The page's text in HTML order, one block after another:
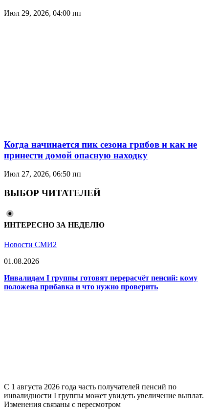
Июл 29, 2026, 04:00 пп
Когда начинается пик сезона грибов и как не
принести домой опасную находку
Июл 27, 2026, 06:50 пп
ВЫБОР ЧИТАТЕЛЕЙ
ИНТЕРЕСНО ЗА НЕДЕЛЮ
Новости СМИ2
01.08.2026
Инвалидам I группы готовят перерасчёт пенсий: кому
положена прибавка и что нужно проверить
С 1 августа 2026 года часть получателей пенсий по
инвалидности I группы может увидеть увеличение выплат.
Изменения связаны с пересмотром